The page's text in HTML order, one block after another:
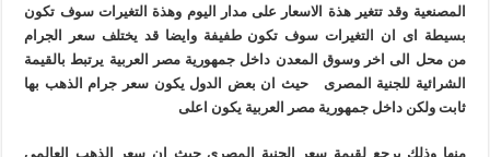
المصنعية وقد تتغير هذة الاسعار على مدار اليوم وهذة التغيرات سوف تكون
بسيطة اى ان التغيرات سوف تكون طفيفة وايضا قد يختلف سعر الجرام
من محل الى اخر وسوق المعدن داخل جمهورية مصر العربية يرتبط بالقيمة
الشرائية للجنية المصرى حيث ان بعض الدول يكون سعر جرام الذهب بها
ثابت ولكن داخل جمهورية مصر العربية يكون اعلى
منها وذلك يرجع لقيمة سعر الجنية المصرى حيث ان سعر الذهب العالمى